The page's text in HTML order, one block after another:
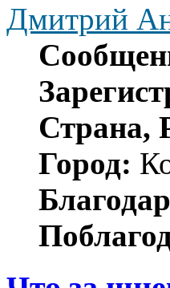
Дмитрий
Страна,
Город: